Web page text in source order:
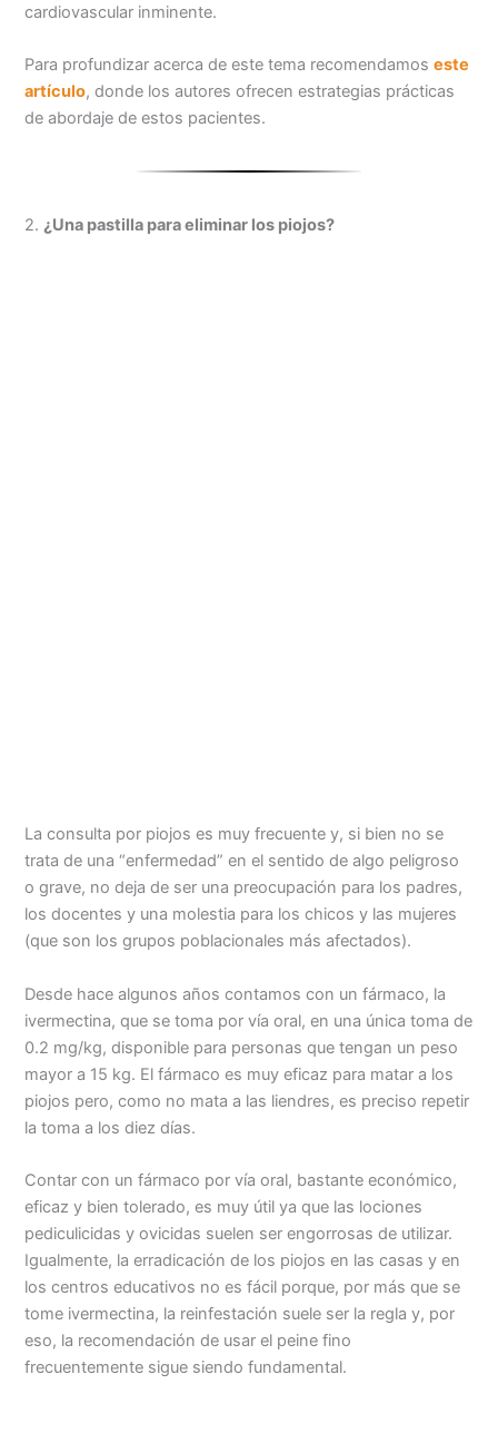
cardiovascular inminente.
Para profundizar acerca de este tema recomendamoseste
artículo, donde los autores ofrecen estrategias prácticas
de abordaje de estos pacientes.
2. ¿Una pastilla para eliminar los piojos?
La consulta por piojos es muy frecuente y, si bien no se
trata de una “enfermedad” en el sentido de algo peligroso
o grave, no deja de ser una preocupación para los padres,
los docentes y una molestia para los chicos y las mujeres
(que son los grupos poblacionales más afectados).
Desde hace algunos años contamos con un fármaco, la
ivermectina, que se toma por vía oral, en una única toma de
0.2 mg/kg, disponible para personas que tengan un peso
mayor a 15 kg. El fármaco es muy eficaz para matar a los
piojos pero, como no mata a las liendres, es preciso repetir
la toma a los diez días.
Contar con un fármaco por vía oral, bastante económico,
eficaz y bien tolerado, es muy útil ya que las lociones
pediculicidas y ovicidas suelen ser engorrosas de utilizar.
Igualmente, la erradicación de los piojos en las casas y en
los centros educativos no es fácil porque, por más que se
tome ivermectina, la reinfestación suele ser la regla y, por
eso, la recomendación de usar el peine fino
frecuentemente sigue siendo fundamental.